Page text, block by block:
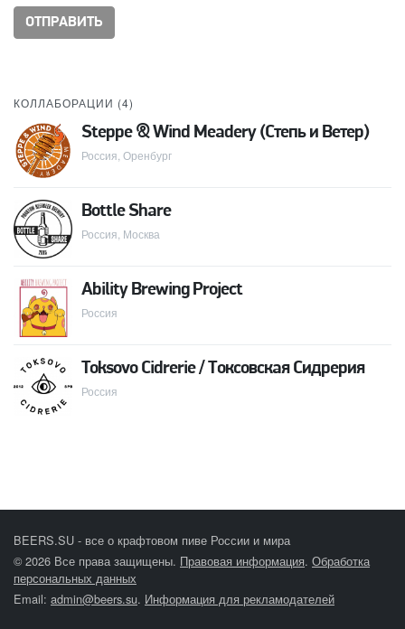
КОЛЛАБОРАЦИИ (4)
Steppe & Wind Meadery (Степь и Ветер)
Россия, Оренбург
Bottle Share
Россия, Москва
Ability Brewing Project
Россия
Toksovo Cidrerie / Токсовская Сидрерия
Россия
BEERS.SU - все о крафтовом пиве России и мира
© 2026 Все права защищены. Правовая информация. Обработка
персональных данных
Email: admin@beers.su. Информация для рекламодателей